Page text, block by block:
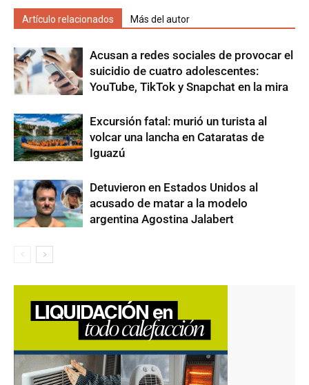
Artículo relacionados Más del autor
Acusan a redes sociales de provocar el
suicidio de cuatro adolescentes:
YouTube, TikTok y Snapchat en la mira
Excursión fatal: murió un turista al
volcar una lancha en Cataratas de
Iguazú
Detuvieron en Estados Unidos al
acusado de matar a la modelo
argentina Agostina Jalabert